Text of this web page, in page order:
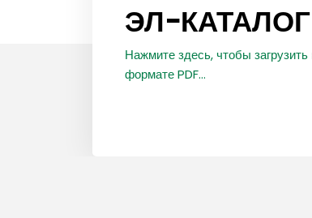
ЭЛ-КАТАЛОГ
Нажмите здесь, чтобы загрузить
формате PDF...